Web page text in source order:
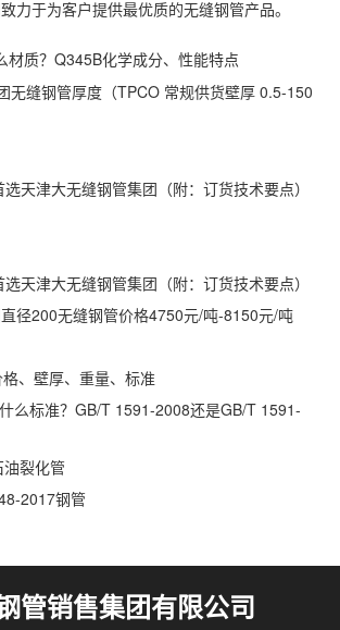
力于为客户提供最优质的无缝钢管产品。
材质？Q345B化学成分、性能特点
无缝钢管厚度（TPCO 常规供货壁厚 0.5-150
天津大无缝钢管集团（附：订货技术要点）
天津大无缝钢管集团（附：订货技术要点）
径200无缝钢管价格4750元/吨-8150元/吨
、壁厚、重量、标准
么标准？GB/T 1591-2008还是GB/T 1591-
裂化管
2017钢管
管销售集团有限公司